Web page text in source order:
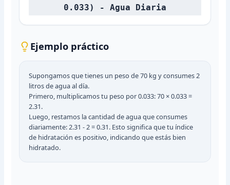
0.033) - Agua Diaria
Ejemplo práctico
Supongamos que tienes un peso de 70 kg y consumes 2
litros de agua al día.
Primero, multiplicamos tu peso por 0.033: 70 × 0.033 =
2.31.
Luego, restamos la cantidad de agua que consumes
diariamente: 2.31 - 2 = 0.31. Esto significa que tu índice
de hidratación es positivo, indicando que estás bien
hidratado.